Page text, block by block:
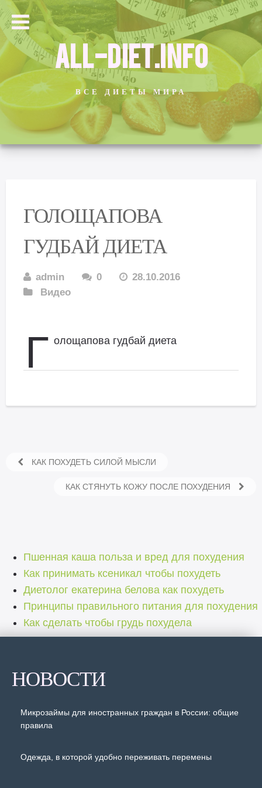
ALL-DIET.INFO
ВСЕ ДИЕТЫ МИРА
ГОЛОЩАПОВА
ГУДБАЙ ДИЕТА
admin 0
28.10.2016
Видео
Г олощапова гудбай диета
КАК ПОХУДЕТЬ СИЛОЙ МЫСЛИ
КАК СТЯНУТЬ КОЖУ ПОСЛЕ ПОХУДЕНИЯ
Пшенная каша польза и вред для похудения
Как принимать ксеникал чтобы похудеть
Диетолог екатерина белова как похудеть
Принципы правильного питания для похудения
Как сделать чтобы грудь похудела
НОВОСТИ
Микрозаймы для иностранных граждан в России: общие
правила
Одежда, в которой удобно переживать перемены